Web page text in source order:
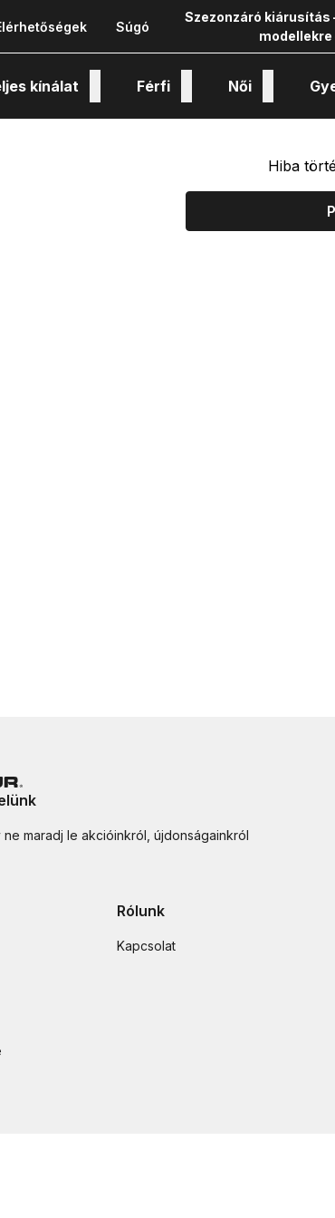
Súgó
Szezonzáró kiárusítás
kínálat Férfi Női
Hiba
maradj le akcióinkról, újdonságainkról
Rólunk
Kapcsolat